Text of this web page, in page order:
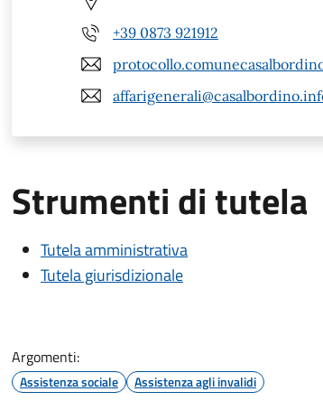
+39 0873 921912
Strumenti di tutela
Tutela amministrativa
Tutela giurisdizionale
Argomenti:
Assistenza sociale Assistenza agli invalidi